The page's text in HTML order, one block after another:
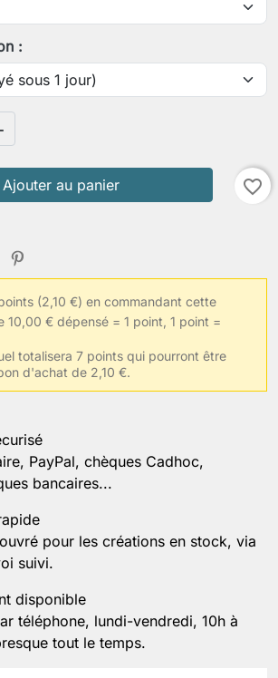
:
Ajouter au panier favorite_border
(2,10 €) en commandant cette
10,00 € dépensé = 1 point, 1 point =
totalisera 7 points qui pourront être
d'achat de 2,10 €.
PayPal, chèques Cadhoc,
bancaires...
pour les créations en stock, via
suivi.
disponible
téléphone, lundi-vendredi, 10h à
tout le temps.